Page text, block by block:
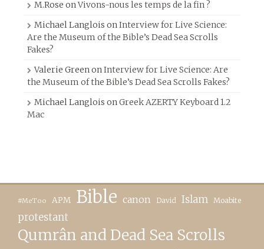
M.Rose onVivons-nous les temps de la fin ?
Michael Langlois on Interview for Live Science:
Are the Museum of the Bible’s Dead Sea Scrolls
Fakes?
Valerie Green on Interview for Live Science: Are
the Museum of the Bible’s Dead Sea Scrolls Fakes?
Michael Langlois on Greek AZERTY Keyboard 1.2
Mac
#MeToo APM Bible canon David Islam Moabite
protestant
Qumrân and Dead Sea Scrolls